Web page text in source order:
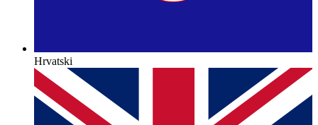
Hrvatski